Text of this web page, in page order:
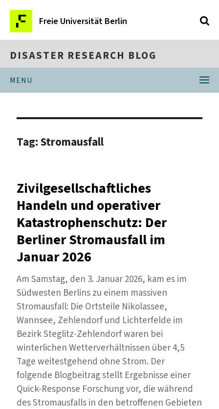
Freie Universität Berlin
DISASTER RESEARCH BLOG
MENU
Tag:Stromausfall
Zivilgesellschaftliches
Handeln und operativer
Katastrophenschutz: Der
Berliner Stromausfall im
Januar 2026
Am Samstag, den 3. Januar 2026, kam es im
Südwesten Berlins zu einem massiven
Stromausfall: Die Ortsteile Nikolassee,
Wannsee, Zehlendorf und Lichterfelde im
Bezirk Steglitz-Zehlendorf waren bei
winterlichen Wetterverhältnissen über 4,5
Tage weitestgehend ohne Strom. Der
folgende Blogbeitrag stellt Ergebnisse einer
Quick-Response Forschung vor, die während
des Stromausfalls in den betroffenen Gebieten